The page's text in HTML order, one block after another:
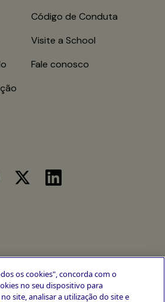
Código de Conduta
Visite a School
Fale conosco
os cookies", concorda com o
no seu dispositivo para
site, analisar a utilização do site e